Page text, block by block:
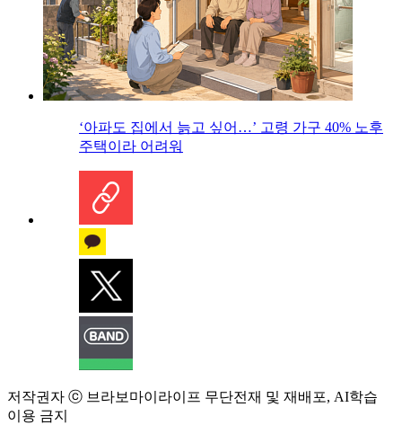
‘아파도 집에서 늙고 싶어…’ 고령 가구 40% 노후
주택이라 어려워
저작권자 ⓒ 브라보마이라이프 무단전재 및 재배포, AI학습
이용 금지